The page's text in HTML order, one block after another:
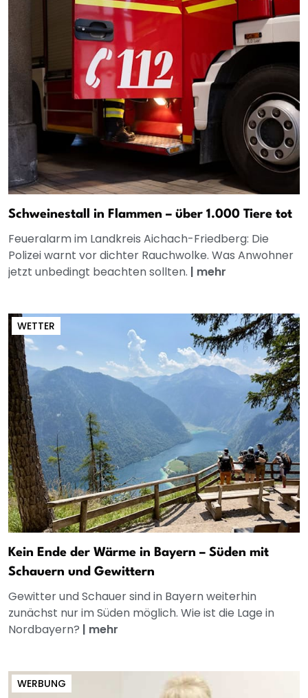
Schweinestall in Flammen – über 1.000 Tiere tot
Feueralarm im Landkreis Aichach-Friedberg: Die
Polizei warnt vor dichter Rauchwolke. Was Anwohner
jetzt unbedingt beachten sollten. | mehr
WETTER
Kein Ende der Wärme in Bayern – Süden mit
Schauern und Gewittern
Gewitter und Schauer sind in Bayern weiterhin
zunächst nur im Süden möglich. Wie ist die Lage in
Nordbayern? | mehr
WERBUNG